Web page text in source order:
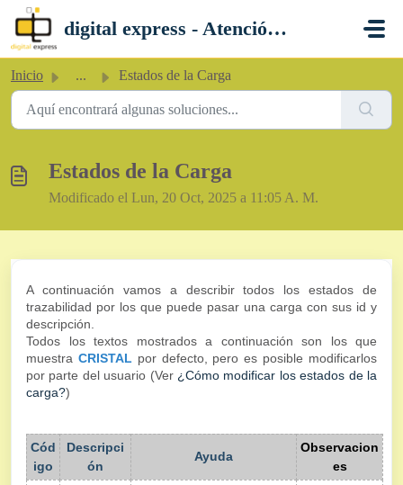
Saltar al contenido principal
digital express - Atención al Cliente
Inicio ... Estados de la Carga
Estados de la Carga
Modificado el Lun, 20 Oct, 2025 a 11:05 A. M.
A continuación vamos a describir todos los estados de
trazabilidad por los que puede pasar una carga con sus id y
descripción.
Todos los textos mostrados a continuación son los que
muestra CRISTAL por defecto, pero es posible modificarlos
por parte del usuario (Ver ¿Cómo modificar los estados de la
carga?)
Cód
igo
Descripci
ón
Ayuda
Observacion
es